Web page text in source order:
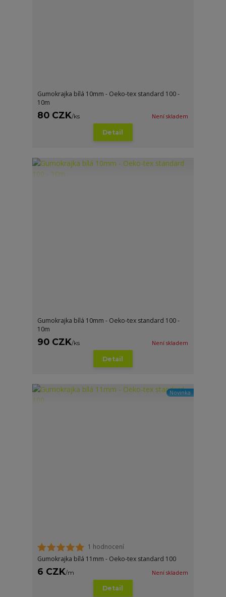
Gumokrajka bílá 10mm - Oeko-tex standard 100 -
10m
80 CZK/ks Není skladem
Detail
Gumokrajka bílá 10mm - Oeko-tex standard 100 -
10m
90 CZK/ks Není skladem
Detail
Novinka
1 hodnocení
Gumokrajka bílá 11mm - Oeko-tex standard 100
6 CZK/m Není skladem
Detail